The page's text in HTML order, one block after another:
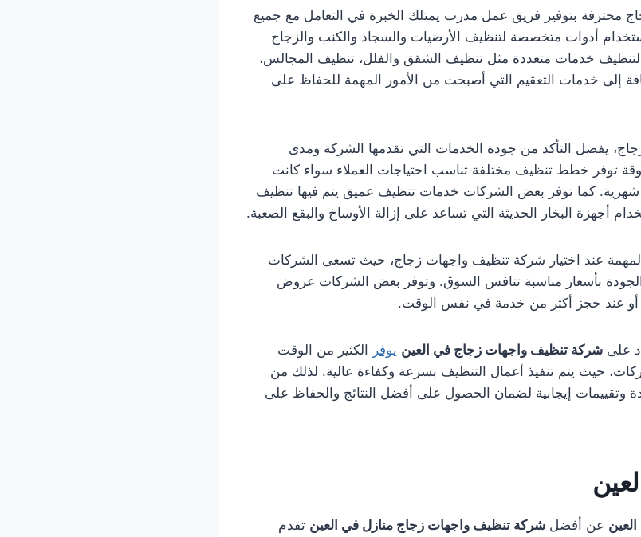
محترفة بتوفير فريق عمل مدرب يمتلك الخبرة في التعامل مع جميع
أدوات متخصصة لتنظيف الأرضيات والسجاد والكنب والزجاج
خدمات متعددة مثل تنظيف الشقق والفلل، تنظيف المجالس،
إلى خدمات التعقيم التي أصبحت من الأمور المهمة للحفاظ على
يفضل التأكد من جودة الخدمات التي تقدمها الشركة ومدى
توفر خطط تنظيف مختلفة تناسب احتياجات العملاء سواء كانت
شهرية. كما توفر بعض الشركات خدمات تنظيف عميق يتم فيها تنظيف
أجهزة البخار الحديثة التي تساعد على إزالة الأوساخ والبقع الصعبة.
المهمة عند اختيار شركة تنظيف واجهات زجاج، حيث تسعى الشركات
الجودة بأسعار مناسبة تنافس السوق. وتوفر بعض الشركات عروض
أو عند حجز أكثر من خدمة في نفس الوقت.
على شركة تنظيف واجهات زجاج في العين يوفر
الكثير من الوقت
حيث يتم تنفيذ أعمال التنظيف بسرعة وكفاءة عالية. لذلك من
وتقييمات إيجابية لضمان الحصول على أفضل النتائج والحفاظ على
العين عن أفضل شركة تنظيف واجهات زجاج منازل في العين تقدم